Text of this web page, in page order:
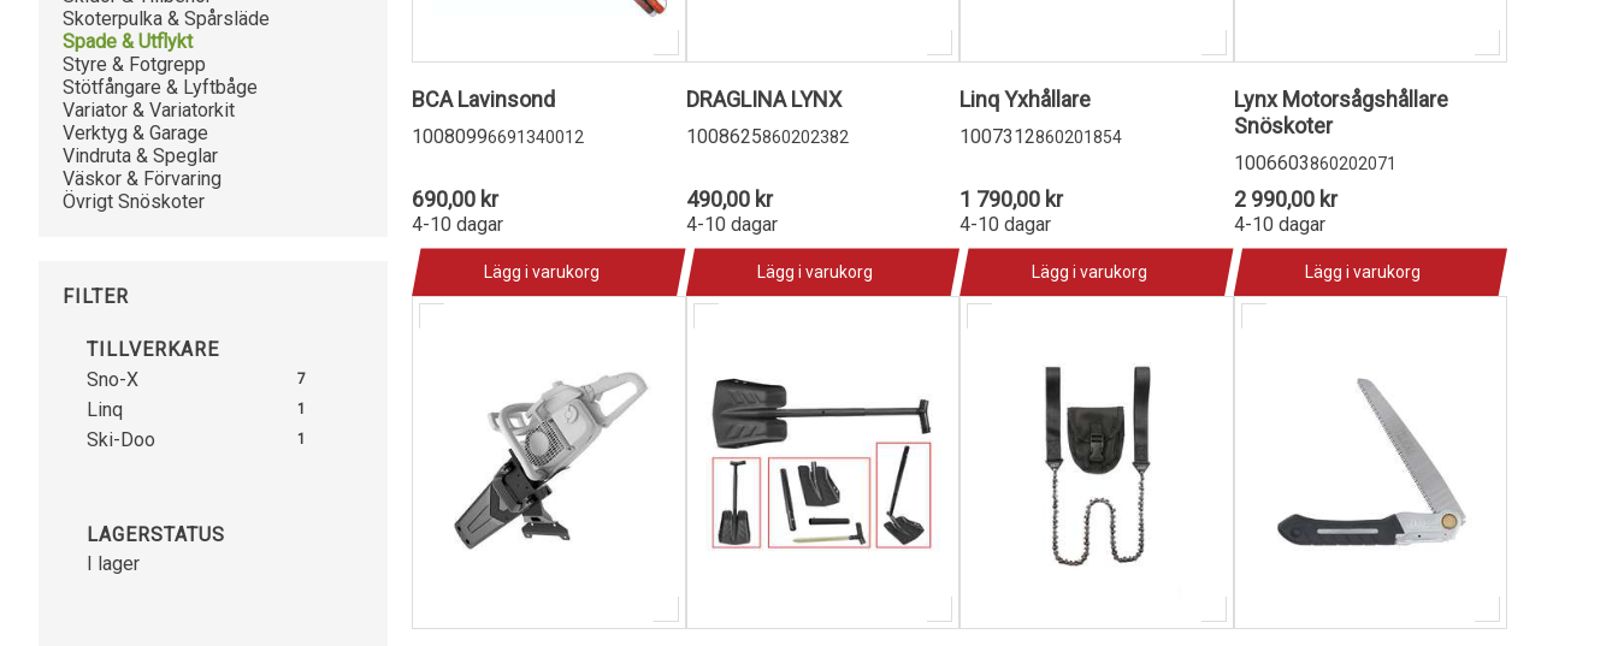
Skoterpulka & Spårsläde
Spade & Utflykt
Styre & Fotgrepp
Stötfångare & Lyftbåge
Variator & Variatorkit
Verktyg & Garage
Vindruta & Speglar
Väskor & Förvaring
Övrigt Snöskoter
FILTER
TILLVERKARE
Sno-X
7
Linq 1
Ski-Doo 1
LAGERSTATUS
I lager
BCA Lavinsond
10080996691340012
690,00 kr
4-10 dagar
Lägg i varukorg
DRAGLINA LYNX
1008625860202382
490,00 kr
4-10 dagar
Lägg i varukorg
Linq Yxhållare
1007312860201854
1 790,00 kr
4-10 dagar
Lägg i varukorg
Lynx Motorsågshållare
Snöskoter
1006603860202071
2 990,00 kr
4-10 dagar
Lägg i varukorg